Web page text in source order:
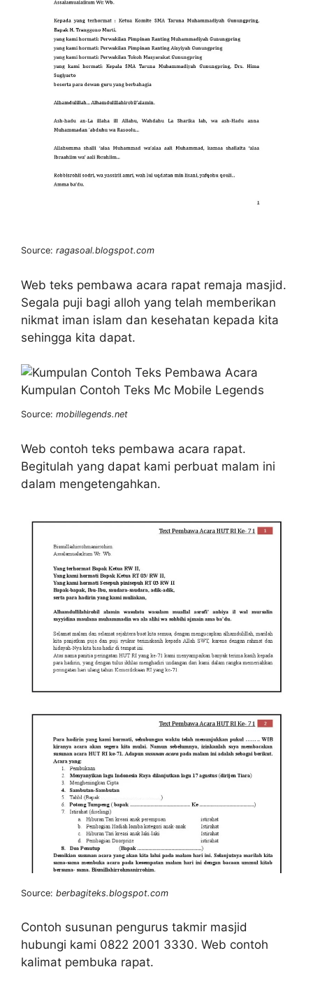
Source: ragasoal.blogspot.com
Web teks pembawa acara rapat remaja masjid.
Segala puji bagi alloh yang telah memberikan
nikmat iman islam dan kesehatan kepada kita
sehingga kita dapat.
Source: mobillegends.net
Web contoh teks pembawa acara rapat.
Begitulah yang dapat kami perbuat malam ini
dalam mengetengahkan.
Source: berbagiteks.blogspot.com
Contoh susunan pengurus takmir masjid
hubungi kami 0822 2001 3330. Web contoh
kalimat pembuka rapat.